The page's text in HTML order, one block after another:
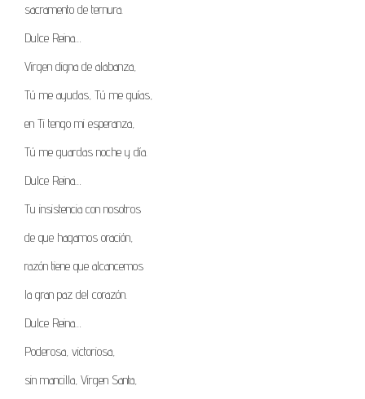
sacramento de ternura.
Dulce Reina…
Virgen digna de alabanza,
Tú me ayudas, Tú me guías,
en Ti tengo mi esperanza,
Tú me guardas noche y día.
Dulce Reina…
Tu insistencia con nosotros
de que hagamos oración,
razón tiene que alcancemos
la gran paz del corazón.
Dulce Reina…
Poderosa, victoriosa,
sin mancilla, Virgen Santa,